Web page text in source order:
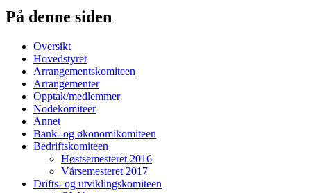
På denne siden
Oversikt
Hovedstyret
Arrangementskomiteen
Arrangementer
Opptak/medlemmer
Nodekomiteer
Annet
Bank- og økonomikomiteen
Bedriftskomiteen
Høstsemesteret 2016
Vårsemesteret 2017
Drifts- og utviklingskomiteen